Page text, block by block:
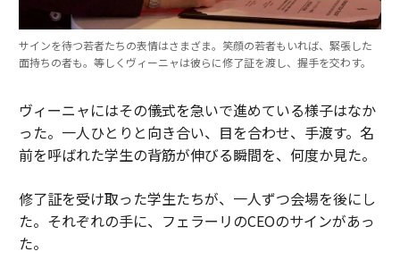
サインを待つ若者たちの表情はさまざま。笑顔の若者もいれば、緊張した
面持ちの者も。等しくヴィーニャは彼らに修了証を渡し、握手を交わす。
ヴィーニャにはその儀式を急いで進めている様子はなか
った。一人ひとりと向き合い、目を合わせ、手渡す。名
前を呼ばれた学生の背筋が伸びる瞬間を、何度か見た。
修了証を受け取った学生たちが、一人ずつ会場を後にし
た。それぞれの手に、フェラーリのCEOのサインがあっ
た。